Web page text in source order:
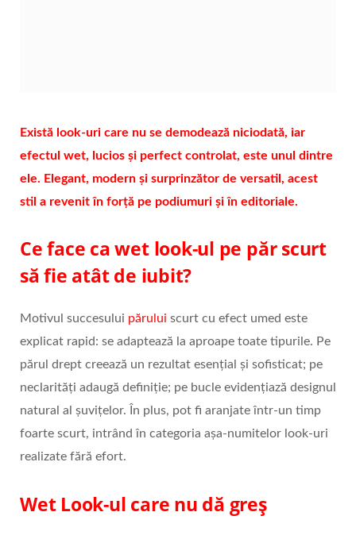
Există look-uri care nu se demodează niciodată, iar
efectul wet, lucios și perfect controlat, este unul dintre
ele. Elegant, modern și surprinzător de versatil, acest
stil a revenit în forță pe podiumuri și în editoriale.
Ce face ca wet look-ul pe păr scurt
să fie atât de iubit?
Motivul succesului părului scurt cu efect umed este
explicat rapid: se adaptează la aproape toate tipurile. Pe
părul drept creează un rezultat esențial și sofisticat; pe
neclarități adaugă definiție; pe bucle evidențiază designul
natural al șuvițelor. În plus, pot fi aranjate într-un timp
foarte scurt, intrând în categoria așa-numitelor look-uri
realizate fără efort.
Wet Look-ul care nu dă greș